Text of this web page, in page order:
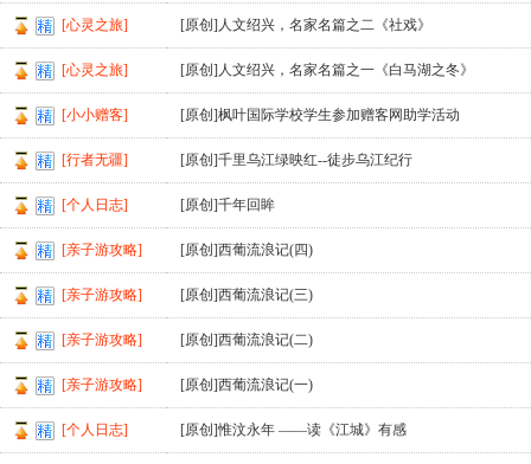
[心灵之旅] [原创]人文绍兴，名家名篇之二《社戏》
[心灵之旅] [原创]人文绍兴，名家名篇之一《白马湖之冬》
[小小赠客] [原创]枫叶国际学校学生参加赠客网助学活动
[行者无疆] [原创]千里乌江绿映红--徒步乌江纪行
[个人日志] [原创]千年回眸
[亲子游攻略] [原创]西葡流浪记(四)
[亲子游攻略] [原创]西葡流浪记(三)
[亲子游攻略] [原创]西葡流浪记(二)
[亲子游攻略] [原创]西葡流浪记(一)
[个人日志] [原创]惟汶永年 ——读《江城》有感